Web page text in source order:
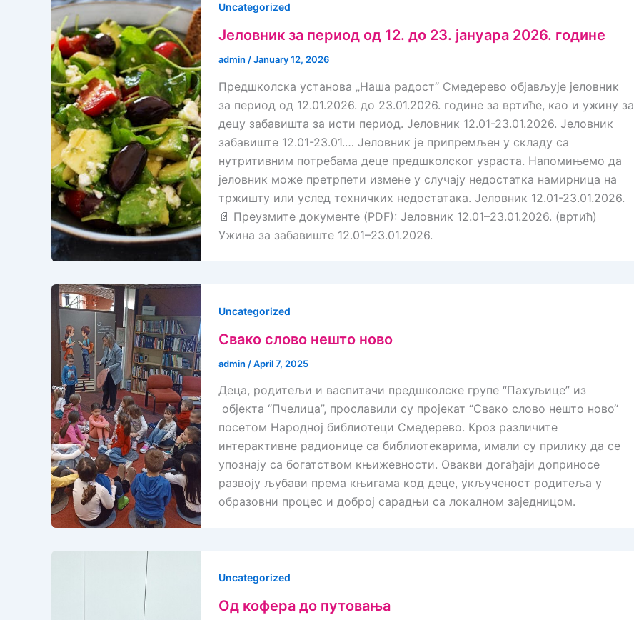
Uncategorized
Јеловник за период од 12. до 23. јануара 2026. године
admin /January 12, 2026
Предшколска установа „Наша радост“ Смедерево објављује јеловник
за период од 12.01.2026. до 23.01.2026. године за вртиће, као и ужину за
децу забавишта за исти период. Јеловник 12.01-23.01.2026. Јеловник
забавиште 12.01-23.01.… Јеловник је припремљен у складу са
нутритивним потребама деце предшколског узраста. Напомињемо да
јеловник може претрпети измене у случају недостатка намирница на
тржишту или услед техничких недостатака. Јеловник 12.01-23.01.2026.
📄 Преузмите документе (PDF): Јеловник 12.01–23.01.2026. (вртић)
Ужина за забавиште 12.01–23.01.2026.
Uncategorized
Свако слово нешто ново
admin /April 7, 2025
Деца, родитељи и васпитачи предшколске групе “Пахуљице” из
објекта “Пчелица”, прославили су пројекат “Свако слово нешто ново“
посетом Народној библиотеци Смедерево. Кроз различите
интерактивне радионице са библиотекарима, имали су прилику да се
упознају са богатством књижевности. Овакви догађаји доприносе
развоју љубави према књигама код деце, укљученост родитеља у
образовни процес и доброј сарадњи са локалном заједницом.
Uncategorized
Од кофера до путовања